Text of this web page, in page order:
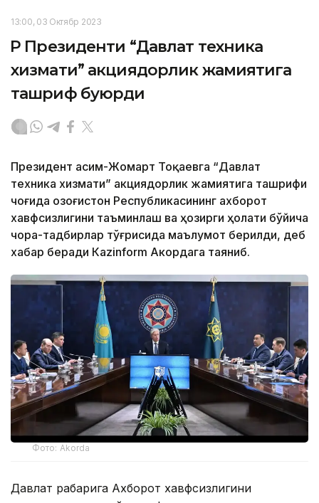
13:00, 03 Октябр 2023
ҚР Президенти “Давлат техника
хизмати” акциядорлик жамиятига
ташриф буюрди
Президент Қасим-Жомарт Тоқаевга “Давлат
техника хизмати” акциядорлик жамиятига ташрифи
чоғида Қозоғистон Республикасининг ахборот
хавфсизлигини таъминлаш ва ҳозирги ҳолати бўйича
чора-тадбирлар тўғрисида маълумот берилди, деб
хабар беради Каzinform Акордага таяниб.
Фото: Akorda
Давлат раҳбарига Ахборот хавфсизлигини